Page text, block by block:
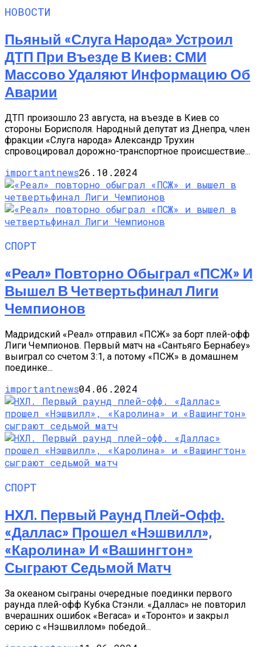
НОВОСТИ
Пьяный «слуга Народа» Устроил
ДТП При Въезде В Киев: СМИ
Массово Удаляют Информацию Об
Аварии
ДТП произошло 23 августа, на въезде в Киев со
стороны Борисполя. Народный депутат из Днепра, член
фракции «Слуга народа» Александр Трухин
спровоцировал дорожно-транспортное происшествие...
importantnews26.10.2024
СПОРТ
«Реал» Повторно Обыграл «ПСЖ» И
Вышел В Четвертьфинал Лиги
Чемпионов
Мадридский «Реал» отправил «ПСЖ» за борт плей-офф
Лиги Чемпионов. Первый матч на «Сантьяго Бернабеу»
выиграл со счетом 3:1, а потому «ПСЖ» в домашнем
поединке...
importantnews04.06.2024
СПОРТ
НХЛ. Первый Раунд Плей-Офф.
«Даллас» Прошел «Нэшвилл»,
«Каролина» И «Вашингтон»
Сыграют Седьмой Матч
За океаном сыграны очередные поединки первого
раунда плей-офф Кубка Стэнли. «Даллас» не повторил
вчерашних ошибок «Вегаса» и «Торонто» и закрыл
серию с «Нэшвиллом» победой...